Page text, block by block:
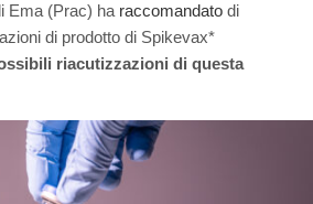
Ema (Prac) ha raccomandato di
di prodotto di Spikevax*
riacutizzazioni di questa